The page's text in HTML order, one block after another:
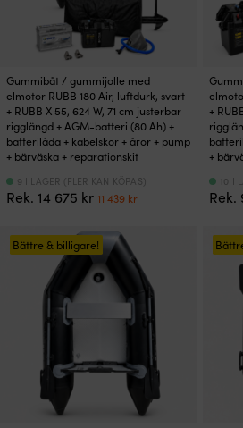
Gummibåt / gummijolle med
elmotor RUBB 180 Air, luftdurk, svart
+ RUBB X 55, 624 W, 71 cm justerbar
rigglängd + AGM-batteri (80 Ah) +
batterilåda + kabelskor + åror + pump
+ bärväska + reparationskit
Rek. 14 675 krDet
var:
14
675 kr.
11 439 krDet
11
439 kr.
9 I LAGER (FLER KAN KÖPAS)
+
+
Rek.
10 I
Bättre & billigare!